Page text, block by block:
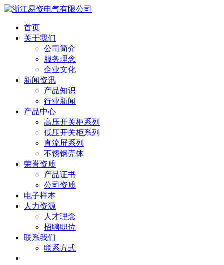
首页
关于我们
公司简介
服务理念
企业文化
新闻资讯
产品知识
行业新闻
产品中心
高压开关柜系列
低压开关柜系列
直流屏系列
不锈钢壳体
荣誉资质
产品证书
公司资质
电子样本
人力资源
人才理念
招聘职位
联系我们
联系方式